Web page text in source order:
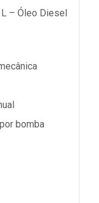
– Óleo Diesel
bomba